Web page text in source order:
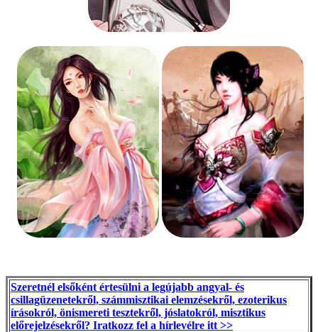
Szeretnél elsőként értesülni a legújabb angyal- és
csillagüzenetekről, számmisztikai elemzésekről, ezoterikus
írásokról, önismereti tesztekről, jóslatokról, misztikus
előrejelzésekről? Iratkozz fel a hírlevélre itt >>